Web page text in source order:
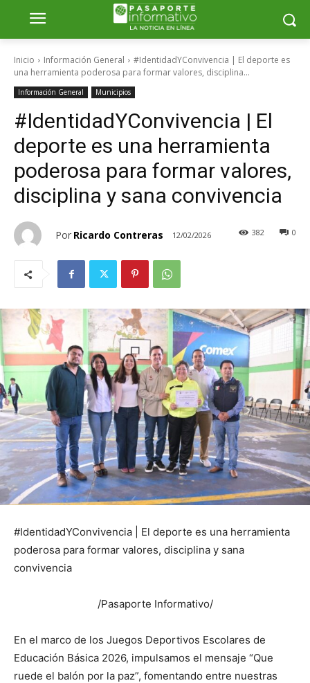
Inicio Información General
#IdentidadYConvivencia | El deporte es
una herramienta poderosa para formar valores, disciplina...
Información General Municipios
#IdentidadYConvivencia | El
deporte es una herramienta
poderosa para formar valores,
disciplina y sana convivencia
Por Ricardo Contreras 12/02/2026 0
382
#IdentidadYConvivencia | El deporte es una herramienta
poderosa para formar valores, disciplina y sana
convivencia
/Pasaporte Informativo/
En el marco de los Juegos Deportivos Escolares de
Educación Básica 2026, impulsamos el mensaje “Que
ruede el balón por la paz”, fomentando entre nuestras